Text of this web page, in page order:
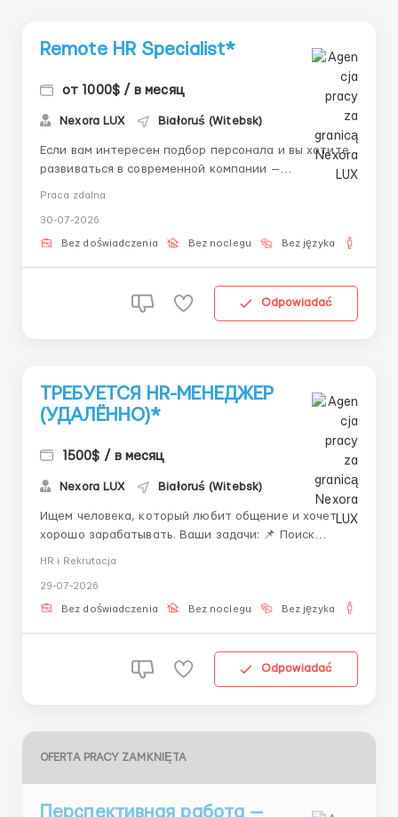
Remote HR Specialist*
от 1000$ / в месяц
Nexora LUX Białoruś (Witebsk)
Если вам интересен подбор персонала и вы хотите
развиваться в современной компании —
Сопровождение кандидатов. Оплата: 300$ → 600$ →
800$ → 1000$ Дополнительно: +5...
Praca zdalna
30-07-2026
Bez doświadczenia Bez noclegu Bez języka
Odpowiadać
ТРЕБУЕТСЯ HR-МЕНЕДЖЕР
(УДАЛЁННО)*
1500$ / в месяц
Nexora LUX Białoruś (Witebsk)
Ищем человека, который любит общение и хочет
хорошо зарабатывать. Ваши задачи: 📌 Поиск
результата. 💵 Оплата: ▪️ 0–12 подписаний — 300$ ▪️
13–24 — 600$ ▪️ 25–34 —...
HR i Rekrutacja
29-07-2026
Bez doświadczenia Bez noclegu Bez języka
Odpowiadać
OFERTA PRACY ZAMKNIĘTA
Перспективная работа —